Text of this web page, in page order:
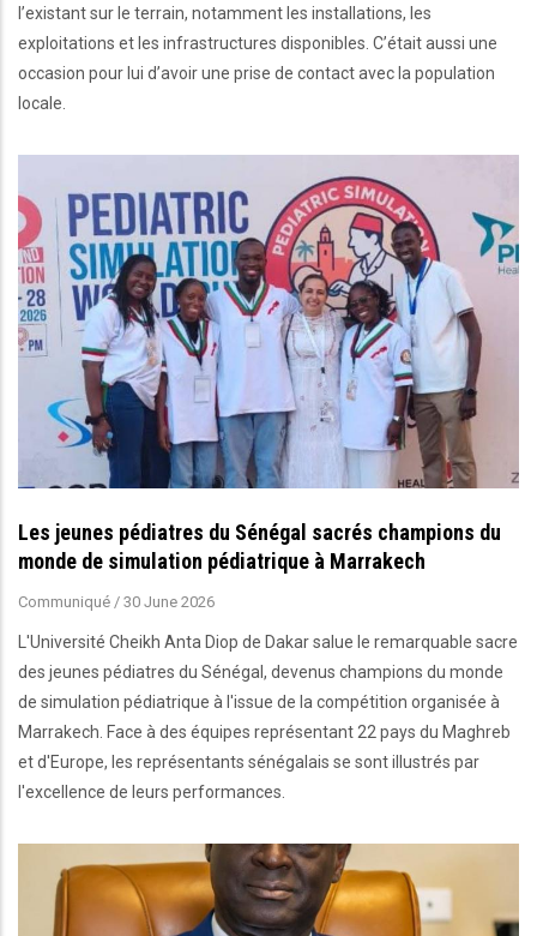
l’existant sur le terrain, notamment les installations, les
exploitations et les infrastructures disponibles. C’était aussi une
occasion pour lui d’avoir une prise de contact avec la population
locale.
Les jeunes pédiatres du Sénégal sacrés champions du
monde de simulation pédiatrique à Marrakech
Communiqué / 30 June 2026
L'Université Cheikh Anta Diop de Dakar salue le remarquable sacre
des jeunes pédiatres du Sénégal, devenus champions du monde
de simulation pédiatrique à l'issue de la compétition organisée à
Marrakech. Face à des équipes représentant 22 pays du Maghreb
et d'Europe, les représentants sénégalais se sont illustrés par
l'excellence de leurs performances.